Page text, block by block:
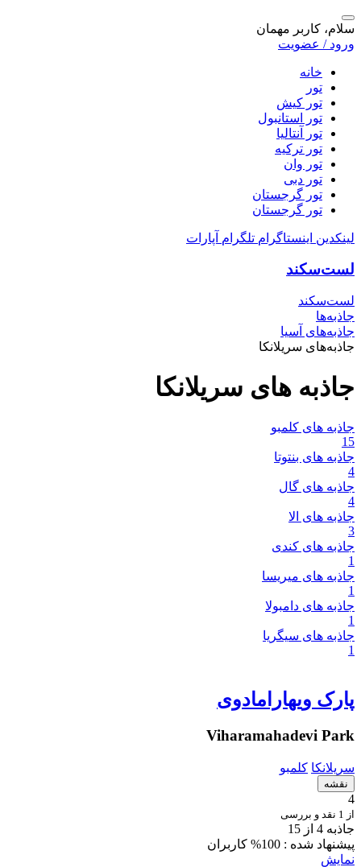
سلام، کاربر مهمان
ورود / عضویت
خانه
تور
تور کیش
تور استانبول
تور آنتالیا
تور ترکیه
تور وان
تور دبی
تور گرجستان
تور گرجستان
لینکدین اینستاگرام تلگرام آپارات
لست‌سکند
لست‌سکند
جاذبه‌ها
جاذبه‌های آسیا
جاذبه‌های سریلانکا
جاذبه های سریلانکا
جاذبه های کلمبو
15
جاذبه های بنتوتا
4
جاذبه های گال
4
جاذبه های الا
3
جاذبه های کندی
1
جاذبه های میریسا
1
جاذبه های دامبولا
1
جاذبه های سیگریا
1
پارک ویهارامادوی
Viharamahadevi Park
سریلانکا کلمبو
نقشه
4
از 1 نقد و بررسی
جاذبه 4 از 15
پیشنهاد شده : 100% کاربران
نمایش